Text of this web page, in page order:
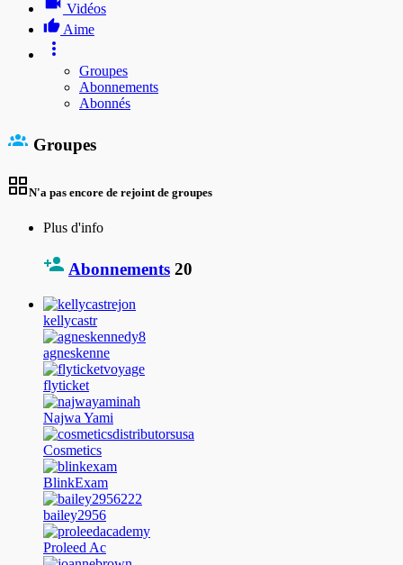
Vidéos
Aime
Groupes
Abonnements
Abonnés
Groupes
N'a pas encore de rejoint de groupes
Plus d'info
Abonnements 20
kellycastr
agneskenne
flyticket
Najwa Yami
Cosmetics
BlinkExam
bailey2956
Proleed Ac